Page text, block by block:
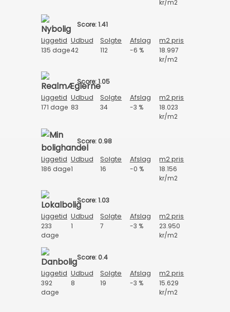
kr/m2
Score: 1.41
Liggetid Udbud Solgte Afslag m2 pris
135 dage42 112 -6 %
18.997
kr/m2
Score: 1.05
Liggetid Udbud Solgte Afslag m2 pris
171 dage 83 34 -3 %
18.023
kr/m2
Score: 0.98
Liggetid Udbud Solgte Afslag m2 pris
186 dage1 16 -0 %
18.156
kr/m2
Score: 1.03
Liggetid Udbud Solgte Afslag m2 pris
233
dage
1 7 -3 %
23.950
kr/m2
Score: 0.4
Liggetid Udbud Solgte Afslag m2 pris
392
dage
8 19 -3 %
15.629
kr/m2